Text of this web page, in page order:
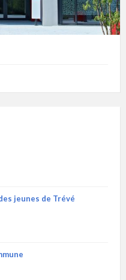
jeunes de Trévé